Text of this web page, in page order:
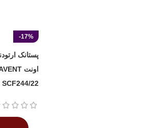
-17%
SCF244/22